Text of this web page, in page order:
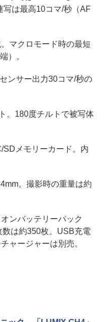
写は最高10コマ/秒（AF
マクロモード時の最短
）。
ンサー出力30コマ/秒の
。180度チルトで被写体
メモリーカード。内
。撮影時の重量は約
ンバッテリーパック
数は約350枚。USB充電
ャージャーは別売。